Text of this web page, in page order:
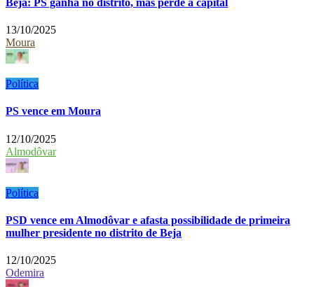
13/10/2025
Moura
Política
PS vence em Moura
12/10/2025
Almodôvar
Política
PSD vence em Almodôvar e afasta possibilidade de primeira
mulher presidente no distrito de Beja
12/10/2025
Odemira